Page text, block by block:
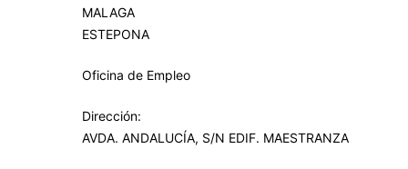
MALAGA
ESTEPONA
Oficina de Empleo
Dirección:
AVDA. ANDALUCÍA, S/N EDIF. MAESTRANZA